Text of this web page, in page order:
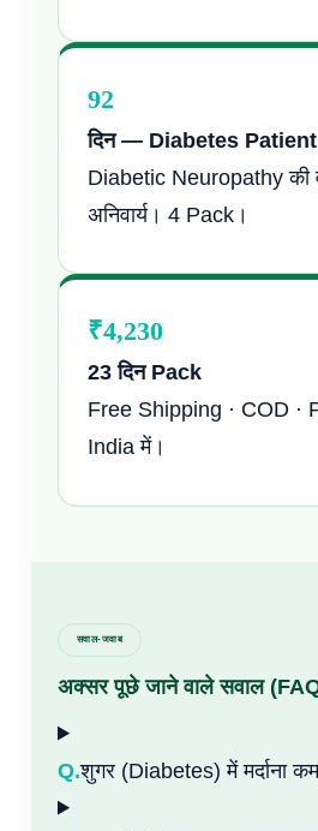
92
दिन — Diabetes
Diabetic Neuropathy की
अनिवार्य। 4 Pack।
₹4,230
23 दिन Pack
Free Shipping · COD ·
India में।
सवाल-जवाब
अक्सर पूछे जाने वाले सवाल
Q.शुगर (Diabetes) में मर्दाना